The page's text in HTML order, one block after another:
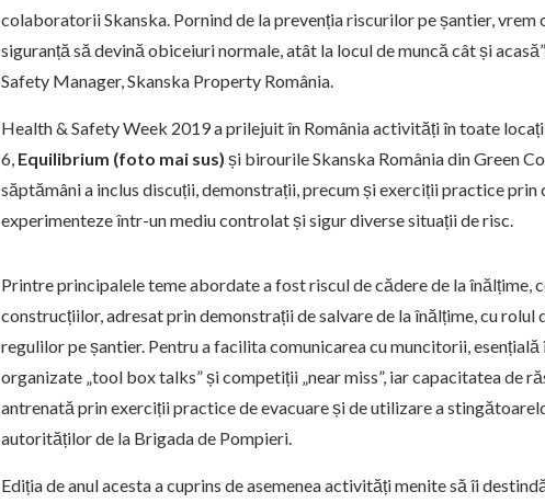
colaboratorii Skanska. Pornind de la prevenția riscurilor pe șantier,
siguranță să devină obiceiuri normale, atât la locul de muncă cât și
Safety Manager, Skanska Property România.
Health & Safety Week 2019 a prilejuit în România activități în toate
6, Equilibrium (foto mai sus) și birourile Skanska România din Green
săptămâni a inclus discuții, demonstrații, precum și exerciții practice prin
experimenteze într-un mediu controlat și sigur diverse situații de risc.
Printre principalele teme abordate a fost riscul de cădere de la înălțime,
construcțiilor, adresat prin demonstrații de salvare de la înălțime, cu
regulilor pe șantier. Pentru a facilita comunicarea cu muncitorii,
organizate „tool box talks” și competiții „near miss”, iar capacitatea de
antrenată prin exerciții practice de evacuare și de utilizare a
autorităților de la Brigada de Pompieri.
Ediția de anul acesta a cuprins de asemenea activități menite să îi